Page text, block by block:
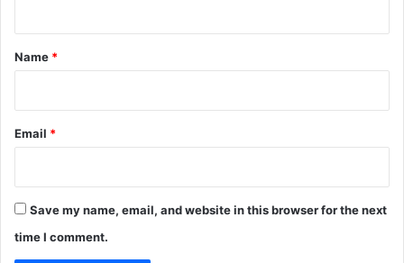
*
Name *
Email *
Save my name, email, and website in this browser for the next
time I comment.